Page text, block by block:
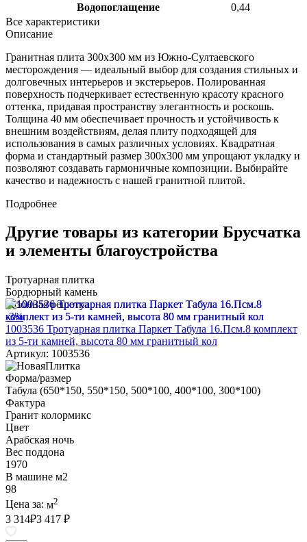
Водопоглащение
0,44
Все характеристики
Описание
Гранитная плита 300х300 мм из Южно-Султаевского
месторождения — идеальный выбор для создания стильных и
долговечных интерьеров и экстерьеров. Полированная
поверхность подчеркивает естественную красоту красного
оттенка, придавая пространству элегантность и роскошь.
Толщина 40 мм обеспечивает прочность и устойчивость к
внешним воздействиям, делая плиту подходящей для
использования в самых различных условиях. Квадратная
форма и стандартный размер 300х300 мм упрощают укладку и
позволяют создавать гармоничные композиции. Выбирайте
качество и надежность с нашей гранитной плитой.
Подробнее
Другие товары из категории Брусчатка
и элементы благоустройства
Тротуарная плитка
Бордюрный камень
Газонная решетка
-3%
1003536 Тротуарная плитка Паркет Табула 16.Псм.8 комплект
из 5-ти камней, высота 80 мм гранитный кол
Артикул: 1003536
Форма/размер
Табула (650*150, 550*150, 500*100, 400*100, 300*100)
Фактура
Гранит колормикс
Цвет
Арабская ночь
Вес поддона
1970
В машине м2
98
Цена за: м2
3 314₽3 417 ₽